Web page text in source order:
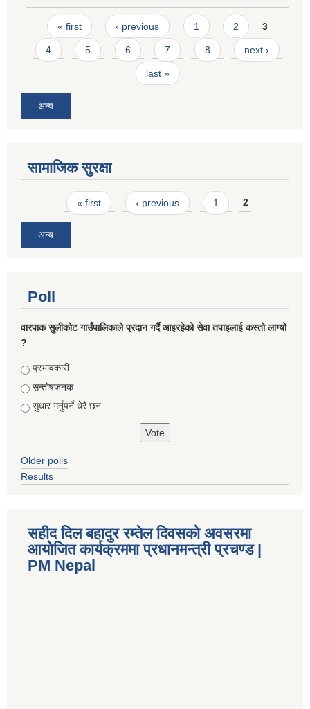
Pages
« first ‹ previous 1 2 3
4 5 6 7 8 next ›
last »
अन्य
सामाजिक सुरक्षा
Pages« first ‹ previous 1 2
अन्य
Poll
वारपाक सुलीकोट गाउँपालिकाले प्रदान गर्दै आइरहेको सेवा तपाइलाई कस्तो लाग्यो
?
Choices
प्रभावकारी
सन्तोषजनक
सुधार गर्नुपर्ने धेरै छन
Older polls
Results
सहीद दिल बहादुर रम्तेल दिवसको अवसरमा
आयोजित कार्यक्रममा प्रधानमन्त्री प्रचण्ड |
PM Nepal